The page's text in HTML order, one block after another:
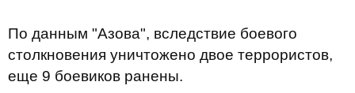
По данным "Азова", вследствие боевого
столкновения уничтожено двое террористов,
еще 9 боевиков ранены.